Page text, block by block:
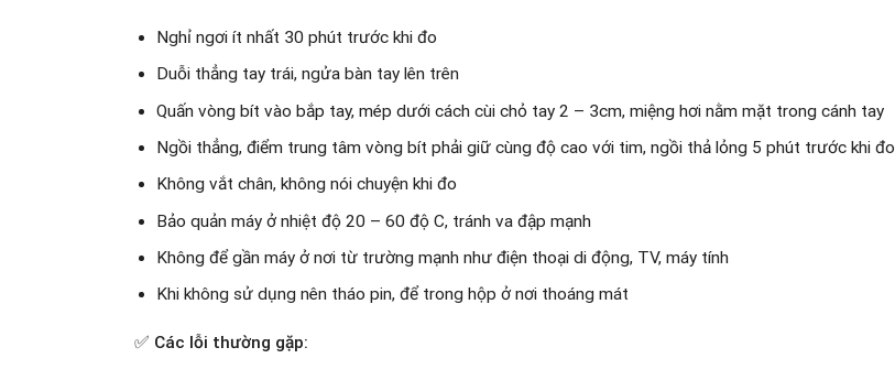
Nghỉ ngơi ít nhất 30 phút trước khi đo
Duỗi thẳng tay trái, ngửa bàn tay lên trên
Quấn vòng bít vào bắp tay, mép dưới cách cùi chỏ tay 2 – 3cm, miệng hơi nằm mặt trong cánh tay
Ngồi thẳng, điểm trung tâm vòng bít phải giữ cùng độ cao với tim, ngồi thả lỏng 5 phút trước khi đo
Không vắt chân, không nói chuyện khi đo
Bảo quản máy ở nhiệt độ 20 – 60 độ C, tránh va đập mạnh
Không để gần máy ở nơi từ trường mạnh như điện thoại di động, TV, máy tính
Khi không sử dụng nên tháo pin, để trong hộp ở nơi thoáng mát
✅ Các lỗi thường gặp: